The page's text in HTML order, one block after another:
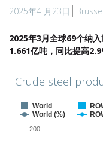
2025年4 月23日
2025年3月全球69个纳
1.661亿吨，同比提高2
Crude steel production
View as data table,
The chart has 1 X axis
Crude steel
World
World (%)
200